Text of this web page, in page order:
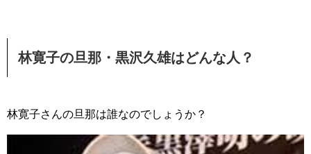
林寛子の旦那・黒沢久雄はどんな人？
林寛子さんの旦那は誰なのでしょうか？